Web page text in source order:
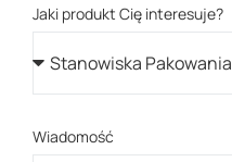
Jaki produkt Cię interesuje?
Wiadomość